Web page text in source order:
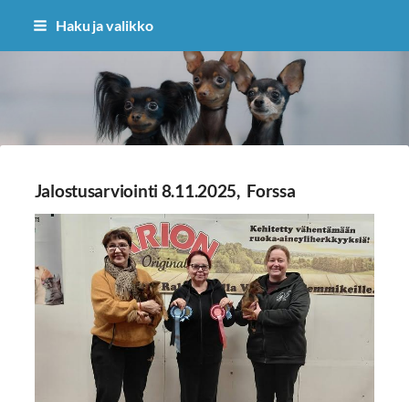
Haku ja valikko
Sivuston etusivulle
Jalostusarviointi 8.11.2025, Forssa